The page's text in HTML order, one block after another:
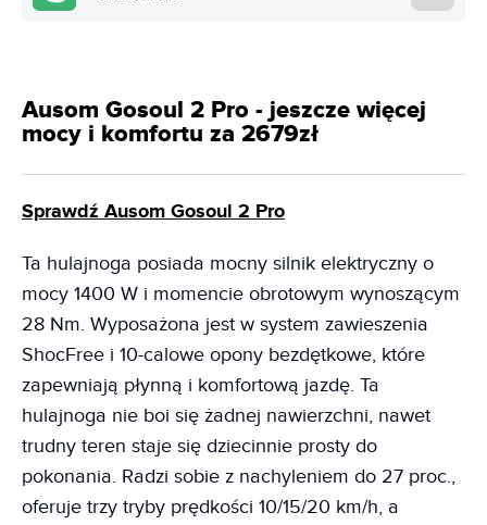
Ausom Gosoul 2 Pro - jeszcze więcej
mocy i komfortu za 2679zł
Sprawdź Ausom Gosoul 2 Pro
Ta hulajnoga posiada mocny silnik elektryczny o
mocy 1400 W i momencie obrotowym wynoszącym
28 Nm. Wyposażona jest w system zawieszenia
ShocFree i 10-calowe opony bezdętkowe, które
zapewniają płynną i komfortową jazdę. Ta
hulajnoga nie boi się żadnej nawierzchni, nawet
trudny teren staje się dziecinnie prosty do
pokonania. Radzi sobie z nachyleniem do 27 proc.,
oferuje trzy tryby prędkości 10/15/20 km/h, a